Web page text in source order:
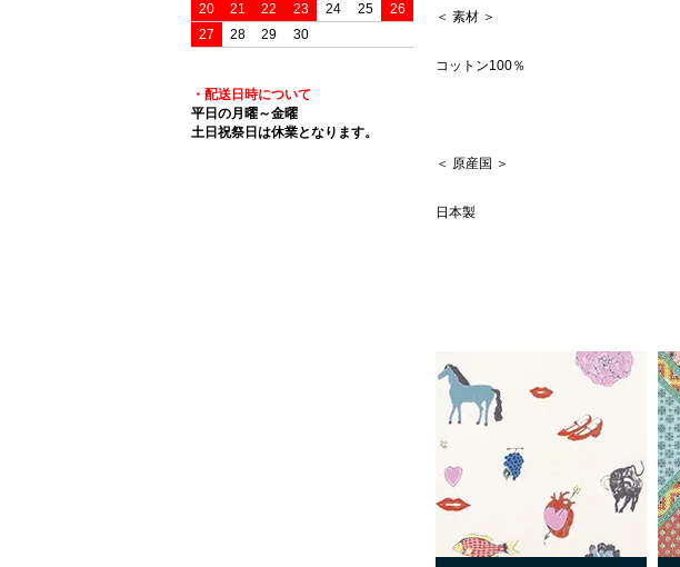
＜ 素材 ＞
コットン100％
＜ 原産国 ＞
日本製
20
21 22 23 24 25
26
27
28 29 30
・配送日時について
平日の月曜～金曜
土日祝祭日は休業となります。